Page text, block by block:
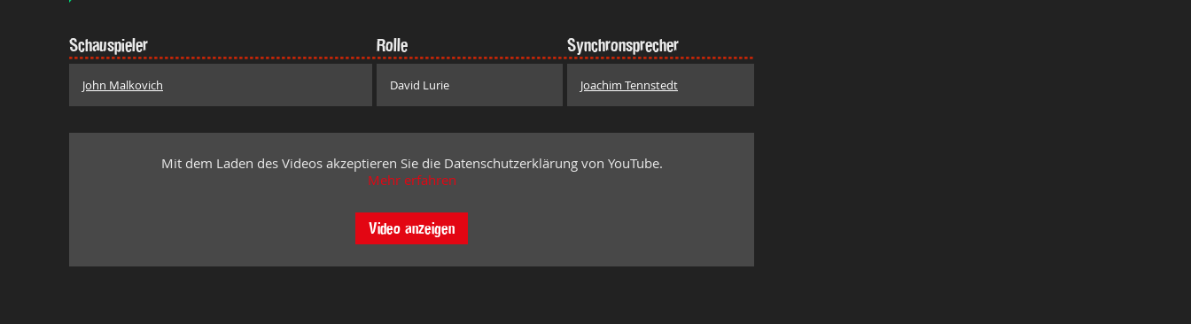
Schauspieler Rolle Synchronsprecher
John Malkovich David Lurie Joachim Tennstedt
Mit dem Laden des Videos akzeptieren Sie die Datenschutzerklärung von YouTube.
Mehr erfahren
Video anzeigen